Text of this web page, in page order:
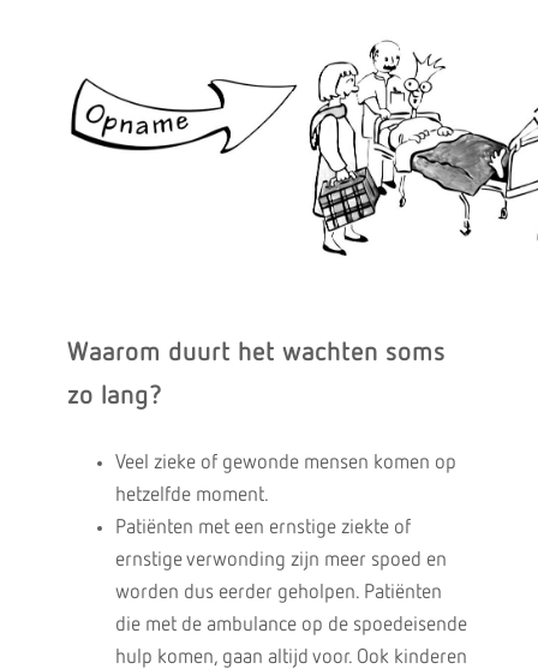
Waarom duurt het wachten soms
zo lang?
Veel zieke of gewonde mensen komen op
hetzelfde moment.
Patiënten met een ernstige ziekte of
ernstige verwonding zijn meer spoed en
worden dus eerder geholpen. Patiënten
die met de ambulance op de spoedeisende
hulp komen, gaan altijd voor. Ook kinderen